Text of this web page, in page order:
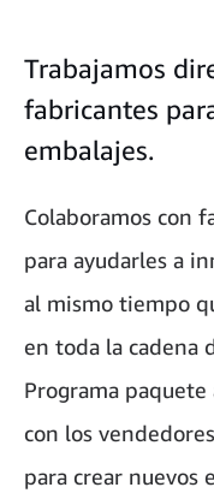
Trabajamos
fabricantes
embalajes.
Colaboramos con
para ayudarles a
al mismo tiempo
en toda la cadena
Programa
con los
para crear nuevos